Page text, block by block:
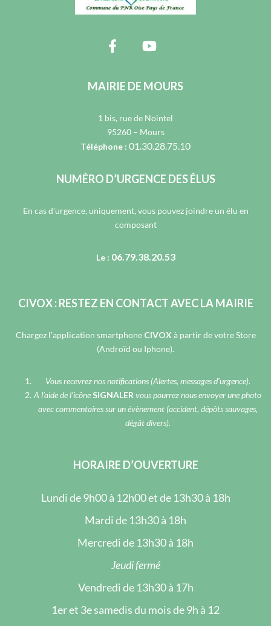
MAIRIE DE MOURS
1 bis, rue de Nointel
95260 – Mours
Téléphone : 01.30.28.75.10
NUMÉRO D’URGENCE DES ÉLUS
En cas d’urgence, uniquement, vous pouvez joindre un élu en
composant
Le : 06.79.38.20.53
CIVOX : RESTEZ EN CONTACT AVEC LA MAIRIE
Chargez l’application smartphone CIVOX à partir de votre Store
(Androïd ou Iphone).
Vous recevrez nos notifications (Alertes, messages d’urgence).
A l’aide de l’icône SIGNALER vous pourrez nous envoyer une photo
avec commentaires sur un évènement (accident, dépôts sauvages,
dégât divers).
HORAIRE D’OUVERTURE
Lundi de 9h00 à 12h00 et de 13h30 à 18h
Mardi de 13h30 à 18h
Mercredi de 13h30 à 18h
Jeudi fermé
Vendredi de 13h30 à 17h
1er et 3e samedis du mois de 9h à 12